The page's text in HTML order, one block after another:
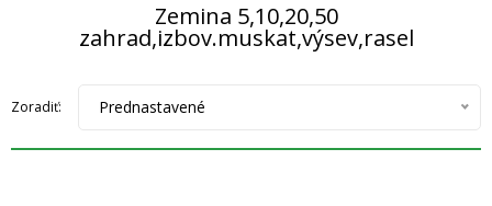
Zemina 5,10,20,50
zahrad,izbov.muskat,výsev,rasel
Zoradiť: Prednastavené